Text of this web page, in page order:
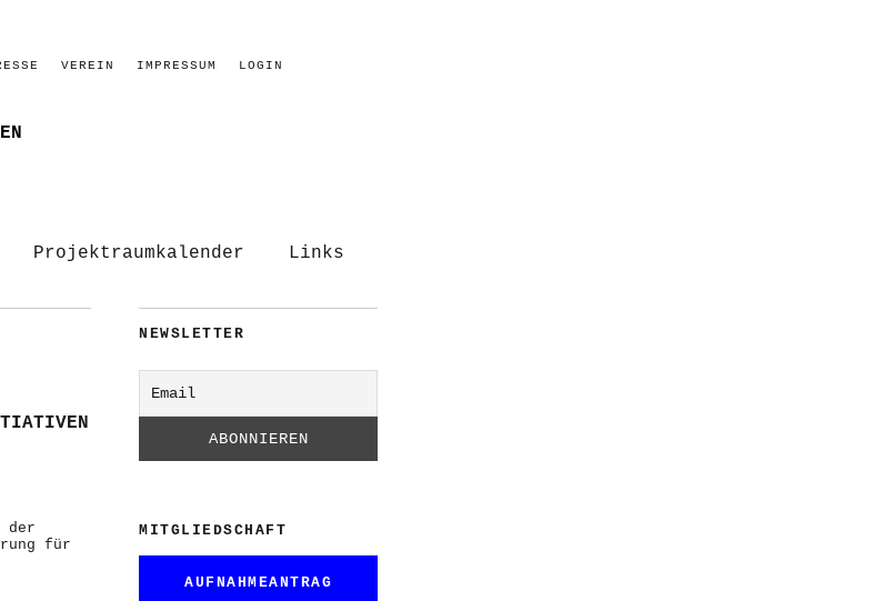
VEREIN IMPRESSUM LOGIN
Projektraumkalender Links
der
für
NEWSLETTER
MITGLIEDSCHAFT
AUFNAHMEANTRAG